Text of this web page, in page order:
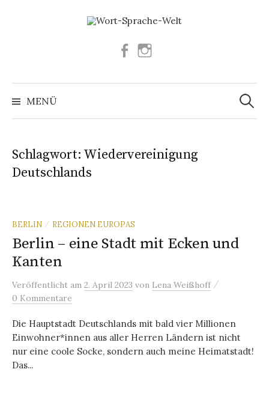
Facebook
MENÜ
Suchen
nach:
Schlagwort: Wiedervereinigung
Deutschlands
BERLIN / REGIONEN EUROPAS
Berlin – eine Stadt mit Ecken und
Kanten
Veröffentlicht am 2. April 2023 von Lena Weißhoff /
0 Kommentare
Die Hauptstadt Deutschlands mit bald vier Millionen
Einwohner*innen aus aller Herren Ländern ist nicht
nur eine coole Socke, sondern auch meine Heimatstadt!
Das...